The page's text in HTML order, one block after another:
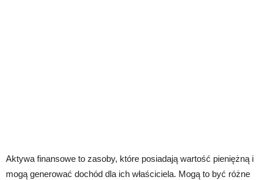
Aktywa finansowe to zasoby, które posiadają wartość pieniężną i
mogą generować dochód dla ich właściciela. Mogą to być różne